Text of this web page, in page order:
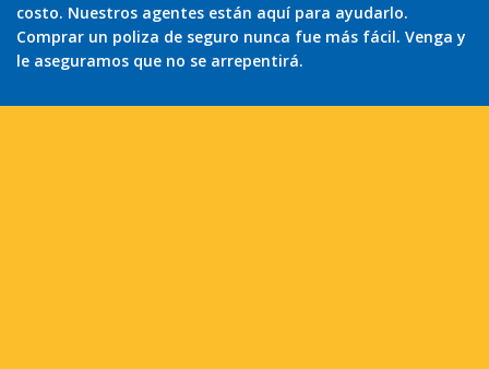
costo. Nuestros agentes están aquí para ayudarlo.
Comprar un poliza de seguro nunca fue más fácil. Venga y
le aseguramos que no se arrepentirá.